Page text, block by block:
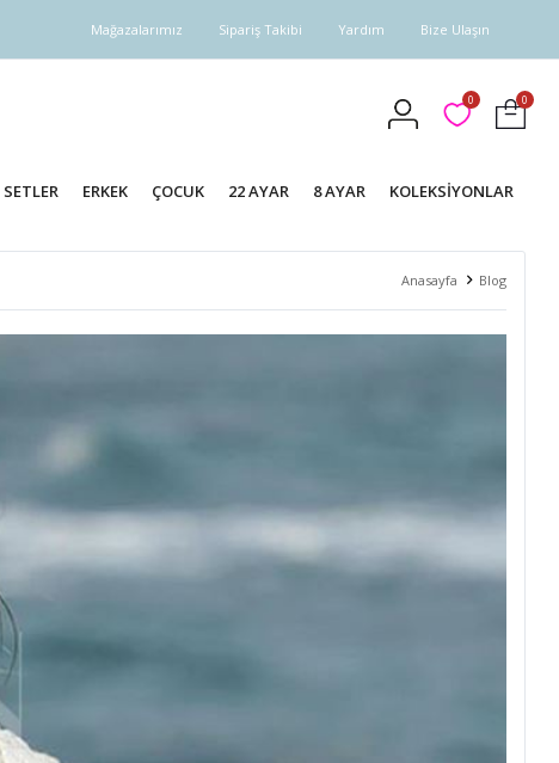
Mağazalarımız Sipariş Takibi Yardım Bize Ulaşın
0 0
SETLER ERKEK ÇOCUK 22 AYAR 8 AYAR KOLEKSİYONLAR
Anasayfa Blog